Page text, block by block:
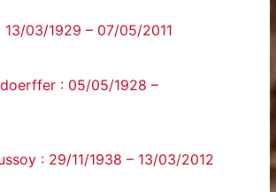
13/03/1929 – 07/05/2011
: 05/05/1928 –
: 29/11/1938 – 13/03/2012